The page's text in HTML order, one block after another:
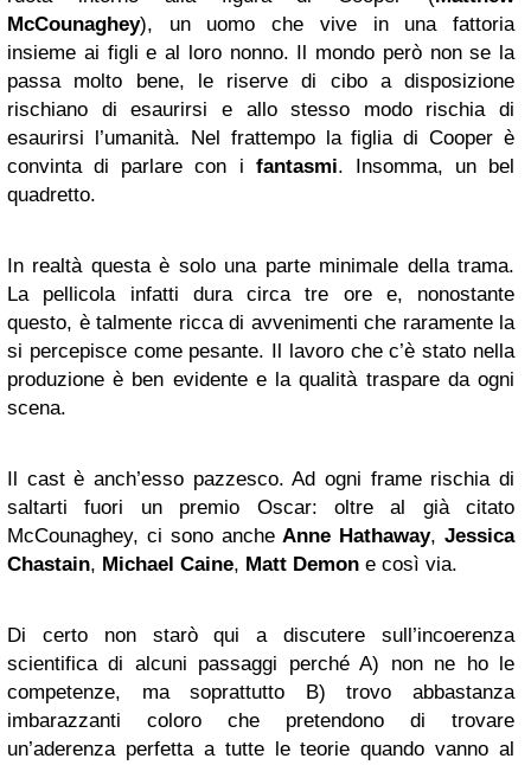
McCounaghey), un uomo che vive in una fattoria
insieme ai figli e al loro nonno. Il mondo però non se la
passa molto bene, le riserve di cibo a disposizione
rischiano di esaurirsi e allo stesso modo rischia di
esaurirsi l’umanità. Nel frattempo la figlia di Cooper è
convinta di parlare con i fantasmi. Insomma, un bel
quadretto.
In realtà questa è solo una parte minimale della trama.
La pellicola infatti dura circa tre ore e, nonostante
questo, è talmente ricca di avvenimenti che raramente la
si percepisce come pesante. Il lavoro che c’è stato nella
produzione è ben evidente e la qualità traspare da ogni
scena.
Il cast è anch’esso pazzesco. Ad ogni frame rischia di
saltarti fuori un premio Oscar: oltre al già citato
McCounaghey, ci sono ancheAnne Hathaway,Jessica
Chastain, Michael Caine, Matt Demon e così via.
Di certo non starò qui a discutere sull’incoerenza
scientifica di alcuni passaggi perché A) non ne ho le
competenze, ma soprattutto B) trovo abbastanza
imbarazzanti coloro che pretendono di trovare
un’aderenza perfetta a tutte le teorie quando vanno al